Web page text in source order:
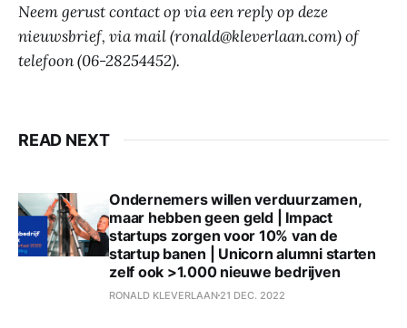
Neem gerust contact op via een reply op deze
nieuwsbrief, via mail (ronald@kleverlaan.com) of
telefoon (06-28254452).
READ NEXT
Ondernemers willen verduurzamen,
maar hebben geen geld | Impact
startups zorgen voor 10% van de
startup banen | Unicorn alumni starten
zelf ook >1.000 nieuwe bedrijven
RONALD KLEVERLAAN 21 DEC. 2022